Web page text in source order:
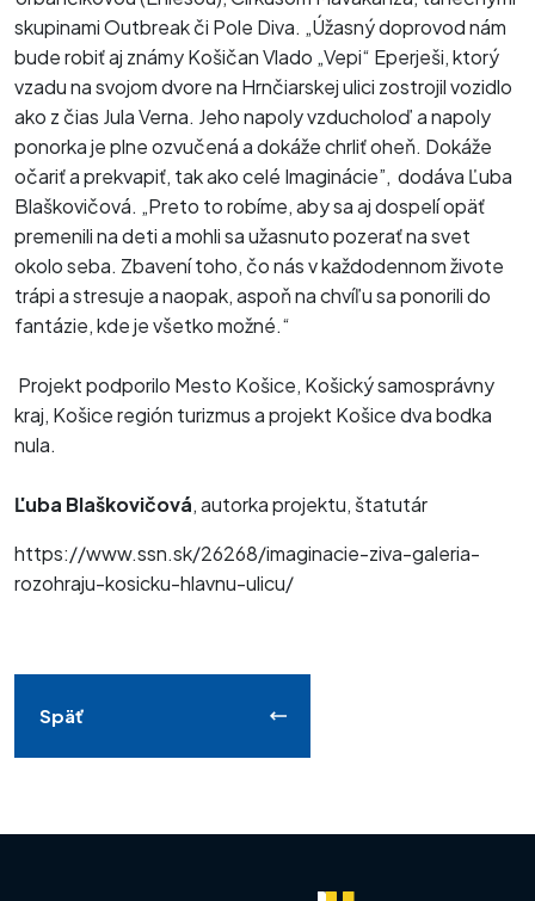
skupinami Outbreak či Pole Diva. „Úžasný doprovod nám
bude robiť aj známy Košičan Vlado „Vepi“ Eperješi, ktorý
vzadu na svojom dvore na Hrnčiarskej ulici zostrojil vozidlo
ako z čias Jula Verna. Jeho napoly vzducholoď a napoly
ponorka je plne ozvučená a dokáže chrliť oheň. Dokáže
očariť a prekvapiť, tak ako celé Imaginácie”, dodáva Ľuba
Blaškovičová. „Preto to robíme, aby sa aj dospelí opäť
premenili na deti a mohli sa užasnuto pozerať na svet
okolo seba. Zbavení toho, čo nás v každodennom živote
trápi a stresuje a naopak, aspoň na chvíľu sa ponorili do
fantázie, kde je všetko možné.“
Projekt podporilo Mesto Košice, Košický samosprávny
kraj, Košice región turizmus a projekt Košice dva bodka
nula.
Ľuba Blaškovičová, autorka projektu, štatutár
https://www.ssn.sk/26268/imaginacie-ziva-galeria-
rozohraju-kosicku-hlavnu-ulicu/
Späť